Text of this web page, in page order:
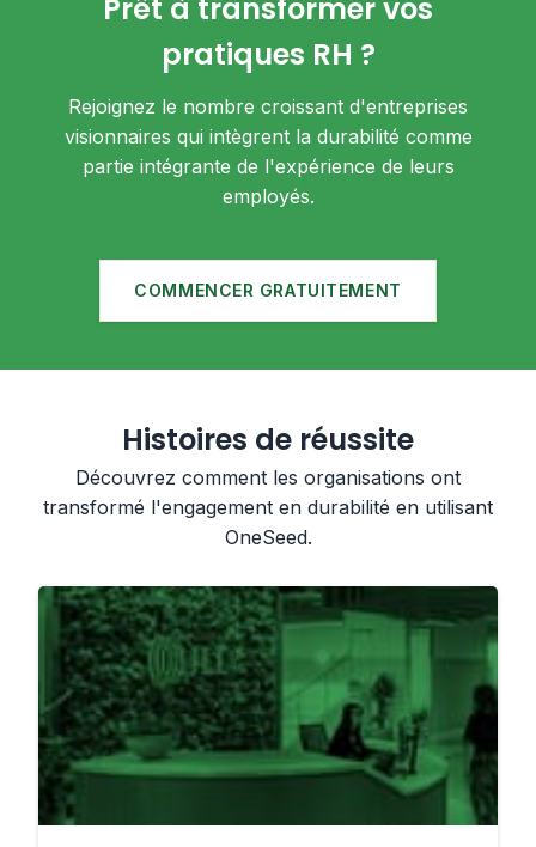
Prêt à transformer vos
pratiques RH ?
Rejoignez le nombre croissant d'entreprises
visionnaires qui intègrent la durabilité comme
partie intégrante de l'expérience de leurs
employés.
COMMENCER GRATUITEMENT
Histoires de réussite
Découvrez comment les organisations ont
transformé l'engagement en durabilité en utilisant
OneSeed.